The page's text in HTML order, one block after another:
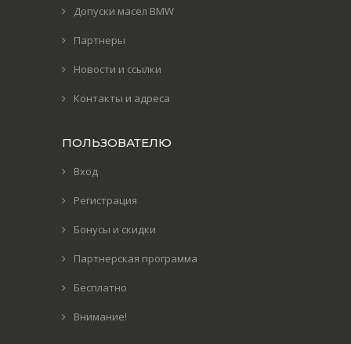
Допуски масел BMW
Партнеры
Новости и ссылки
Контакты и адреса
ПОЛЬЗОВАТЕЛЮ
Вход
Регистрация
Бонусы и скидки
Партнерская программа
Бесплатно
Внимание!